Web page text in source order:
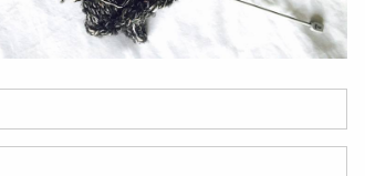
por primera vez a lograr la
cinco áreas clave para lograr este objetivo:
sus productos, invertir en opciones que generen
y colaborar en estándares industriales para
Engine recibió el Premio SEAL a la